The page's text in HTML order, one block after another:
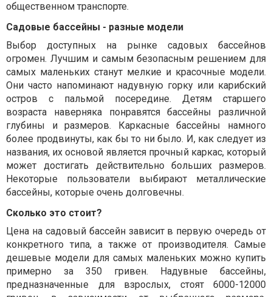
общественном транспорте.
Садовые бассейны - разные модели
Выбор доступных на рынке садовых бассейнов
огромен. Лучшим и самым безопасным решением для
самых маленьких станут мелкие и красочные модели.
Они часто напоминают надувную горку или карибский
остров с пальмой посередине. Детям старшего
возраста наверняка понравятся бассейны различной
глубины и размеров. Каркасные бассейны намного
более продвинуты, как бы то ни было. И, как следует из
названия, их основой является прочный каркас, который
может достигать действительно больших размеров.
Некоторые пользователи выбирают металлические
бассейны, которые очень долговечны.
Сколько это стоит?
Цена на садовый бассейн зависит в первую очередь от
конкретного типа, а также от производителя. Самые
дешевые модели для самых маленьких можно купить
примерно за 350 гривен. Надувные бассейны,
предназначенные для взрослых, стоят 6000-12000